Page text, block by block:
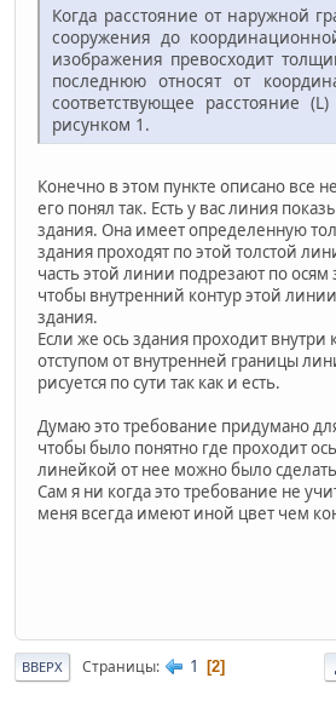
Когда расстояние от наружной
сооружения до
изображения превосходит
последнюю относят от
соответствующее расстояние
рисунком 1.
Конечно в этом пункте описано все
его понял так. Есть у вас линия
здания. Она имеет определенную
здания проходят по этой толстой
часть этой линии подрезают по осям
чтобы внутренний контур этой
здания.
Если же ось здания проходит внутри
отступом от внутренней границы
рисуется по сути так как и есть.
Думаю это требование придумано
чтобы было понятно где проходит
линейкой от нее можно было
Сам я ни когда это требование не
меня всегда имеют иной цвет чем
ВВЕРХ Страницы 1 2